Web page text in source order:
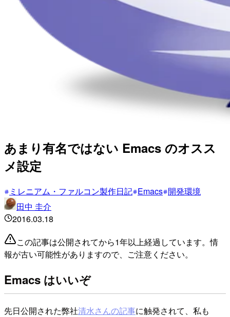
あまり有名ではない Emacs のオスス
メ設定
ミレニアム・ファルコン製作日記 Emacs 開発環境
田中 圭介
2016.03.18
この記事は公開されてから1年以上経過しています。情
報が古い可能性がありますので、ご注意ください。
Emacs はいいぞ
先日公開された弊社清水さんの記事に触発されて、私も